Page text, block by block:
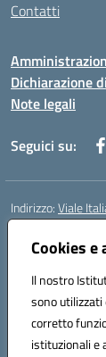
Cookies
Il nostro
sono
corretto
istituzionali e
Contatti
Dichiarazione
Note legali
Seguici su:
Indirizzo:Viale
Centralino:
Posta
Codice fiscale:
Codice
Codice Indice
Codice unico di